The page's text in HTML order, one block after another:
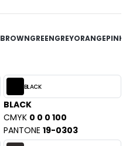
BROWNGREENGREYORANGEPINK
BLACK
BLACK
CMYK 0 0 0 100
PANTONE 19-0303